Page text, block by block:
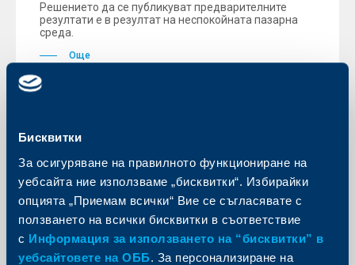
Бисквитки
За осигуряване на правилното функциониране на
уебсайта ние използваме „бисквитки“. Избирайки
опцията „Приемам всички“ Вие се съгласявате с
ползването на всички бисквитки в съответствие
с Информация за използването на “бисквитки” в
уебсайтовете на ОББ. За персонализиране на
Решението да се публикуват предварителните
резултати е в резултат на неспокойната пазарна
среда.
Още
Eдногодишен депозит на
Райфайзенбанк с възможност за
довнасяне и авансово получаване
на лихвата